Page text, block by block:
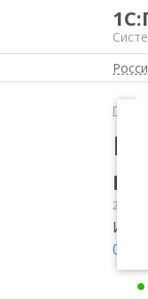
Главная